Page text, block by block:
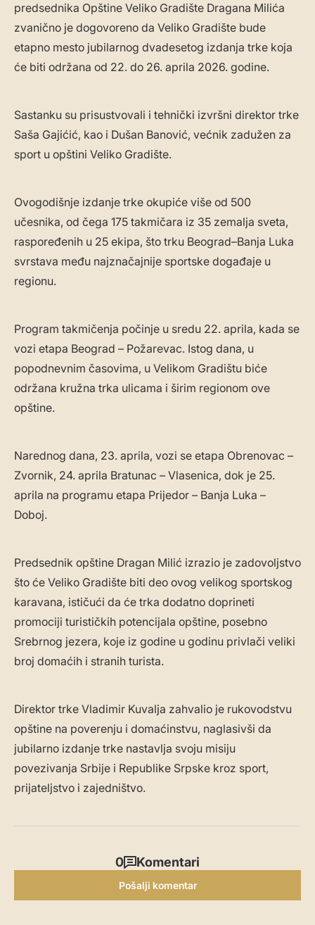
predsednika Opštine Veliko Gradište Dragana Milića
zvanično je dogovoreno da Veliko Gradište bude
etapno mesto jubilarnog dvadesetog izdanja trke koja
će biti održana od 22. do 26. aprila 2026. godine.
Sastanku su prisustvovali i tehnički izvršni direktor trke
Saša Gajićić, kao i Dušan Banović, većnik zadužen za
sport u opštini Veliko Gradište.
Ovogodišnje izdanje trke okupiće više od 500
učesnika, od čega 175 takmičara iz 35 zemalja sveta,
raspoređenih u 25 ekipa, što trku Beograd–Banja Luka
svrstava među najznačajnije sportske događaje u
regionu.
Program takmičenja počinje u sredu 22. aprila, kada se
vozi etapa Beograd – Požarevac. Istog dana, u
popodnevnim časovima, u Velikom Gradištu biće
održana kružna trka ulicama i širim regionom ove
opštine.
Narednog dana, 23. aprila, vozi se etapa Obrenovac –
Zvornik, 24. aprila Bratunac – Vlasenica, dok je 25.
aprila na programu etapa Prijedor – Banja Luka –
Doboj.
Predsednik opštine Dragan Milić izrazio je zadovoljstvo
što će Veliko Gradište biti deo ovog velikog sportskog
karavana, ističući da će trka dodatno doprineti
promociji turističkih potencijala opštine, posebno
Srebrnog jezera, koje iz godine u godinu privlači veliki
broj domaćih i stranih turista.
Direktor trke Vladimir Kuvalja zahvalio je rukovodstvu
opštine na poverenju i domaćinstvu, naglasivši da
jubilarno izdanje trke nastavlja svoju misiju
povezivanja Srbije i Republike Srpske kroz sport,
prijateljstvo i zajedništvo.
0 Komentari
Pošalji komentar